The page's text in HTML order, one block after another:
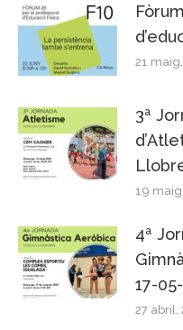
21
3ª
19
4ª
17-
27 abril,